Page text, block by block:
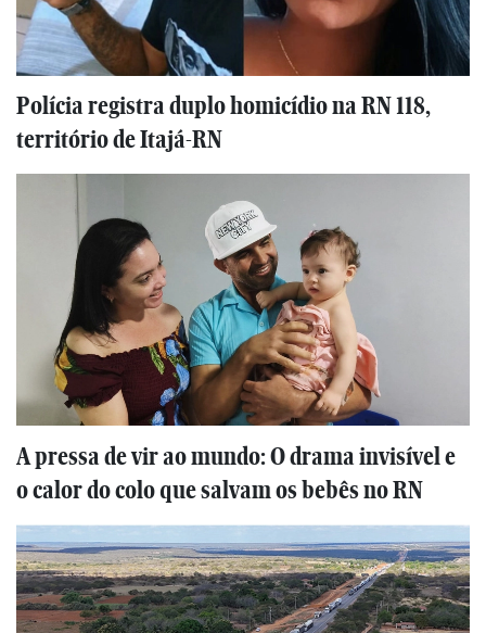
Polícia registra duplo homicídio na RN 118,
território de Itajá-RN
A pressa de vir ao mundo: O drama invisível e
o calor do colo que salvam os bebês no RN